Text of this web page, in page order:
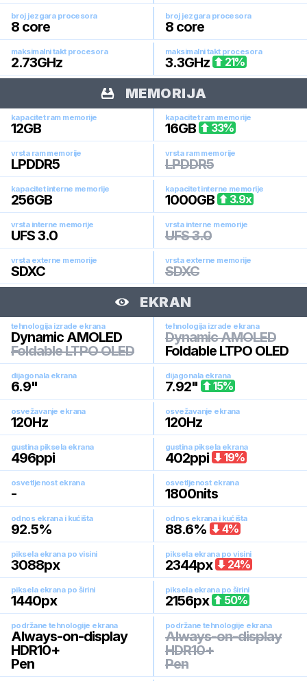
broj jezgara procesora
8 core
broj jezgara procesora
8 core
maksimalni takt procesora
2.73GHz
maksimalni takt procesora
3.3GHz 21%
MEMORIJA
kapacitet ram memorije
12GB
kapacitet ram memorije
16GB 33%
vrsta ram memorije
LPDDR5
vrsta ram memorije
LPDDR5
kapacitet interne memorije
256GB
kapacitet interne memorije
1000GB 3.9x
vrsta interne memorije
UFS 3.0
vrsta interne memorije
UFS 3.0
vrsta externe memorije
SDXC
vrsta externe memorije
SDXC
EKRAN
tehnologija izrade ekrana
Dynamic AMOLED
Foldable LTPO OLED
tehnologija izrade ekrana
Dynamic AMOLED
Foldable LTPO OLED
dijagonala ekrana
6.9"
dijagonala ekrana
7.92" 15%
osvežavanje ekrana
120Hz
osvežavanje ekrana
120Hz
gustina piksela ekrana
496ppi
gustina piksela ekrana
402ppi 19%
osvetljenost ekrana
-
osvetljenost ekrana
1800nits
odnos ekrana i kućišta
92.5%
odnos ekrana i kućišta
88.6% 4%
piksela ekrana po visini
3088px
piksela ekrana po visini
2344px 24%
piksela ekrana po širini
1440px
piksela ekrana po širini
2156px 50%
podržane tehnologije ekrana
Always-on-display
HDR10+
Pen
podržane tehnologije ekrana
Always-on-display
HDR10+
Pen